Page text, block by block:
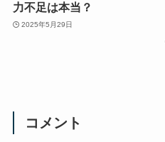
力不足は本当？
2025年5月29日
コメント